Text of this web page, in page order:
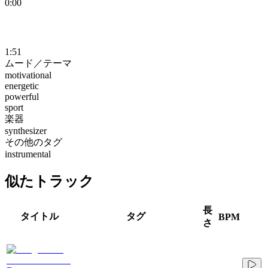
0:00
1:51
ムード／テーマ
motivational
energetic
powerful
sport
楽器
synthesizer
その他のタグ
instrumental
似たトラック
タイトル タグ
長
さ
BPM